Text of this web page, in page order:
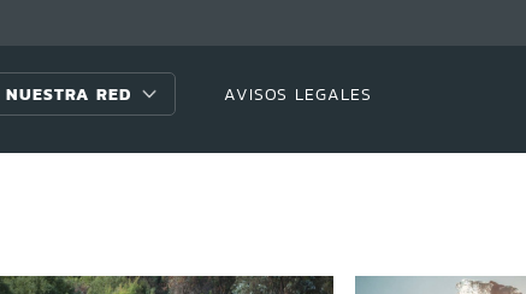
NUESTRA RED AVISOS LEGALES